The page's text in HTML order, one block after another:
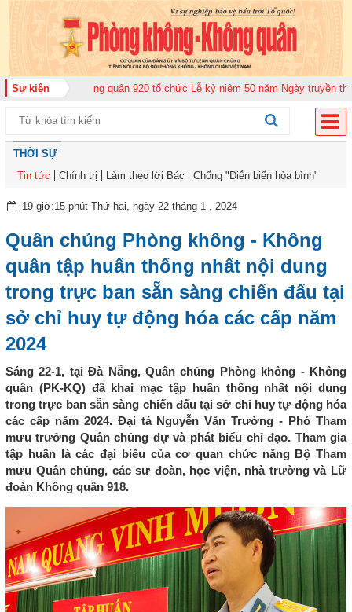
Sự kiện
đoàn Không quân 920 tổ chức Lễ kỷ niệm 50 năm Ngày truyền thống
THỜI SỰ
Tin tức
Chính trị Làm theo lời Bác Chống "Diễn biến hòa bình"
19 giờ:15 phút Thứ hai, ngày 22 tháng 1 , 2024
Quân chủng Phòng không - Không
quân tập huấn thống nhất nội dung
trong trực ban sẵn sàng chiến đấu tại
sở chỉ huy tự động hóa các cấp năm
2024
Sáng 22-1, tại Đà Nẵng, Quân chủng Phòng không - Không
quân (PK-KQ) đã khai mạc tập huấn thống nhất nội dung
trong trực ban sẵn sàng chiến đấu tại sở chỉ huy tự động hóa
các cấp năm 2024. Đại tá Nguyễn Văn Trường - Phó Tham
mưu trưởng Quân chủng dự và phát biểu chỉ đạo. Tham gia
tập huấn là các đại biểu của cơ quan chức năng Bộ Tham
mưu Quân chủng, các sư đoàn, học viện, nhà trường và Lữ
đoàn Không quân 918.